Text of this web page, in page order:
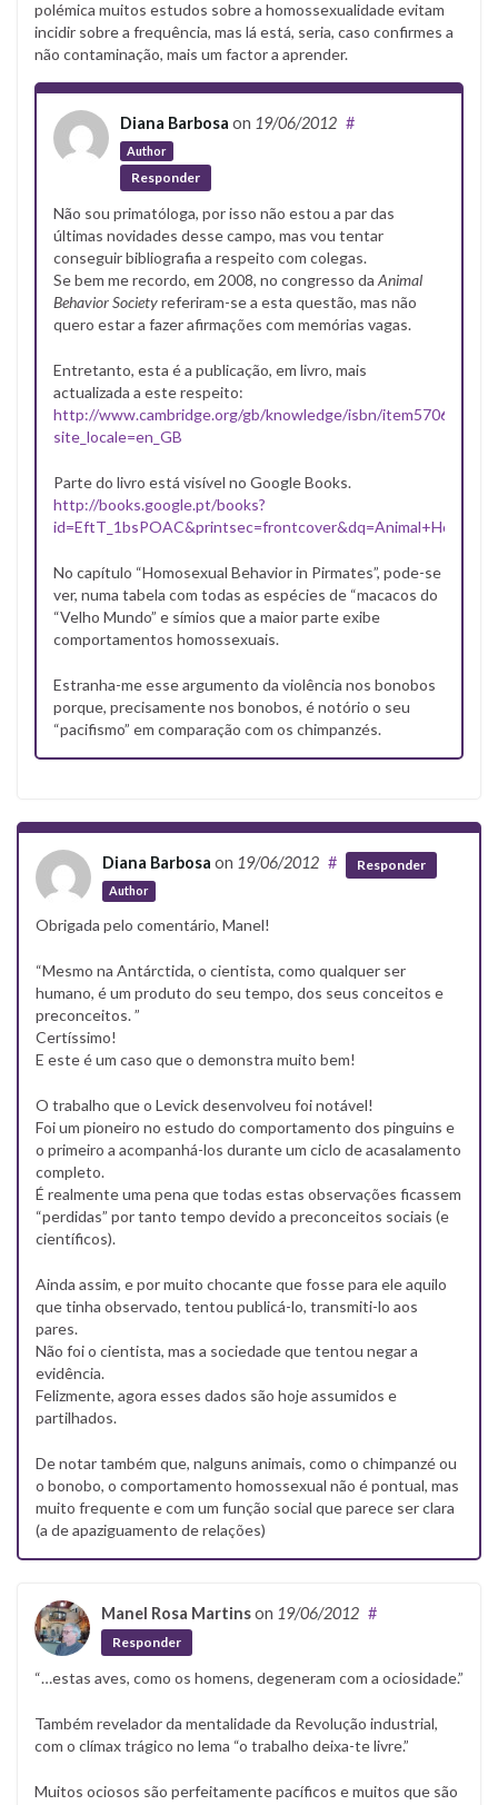
polémica muitos estudos sobre a homossexualidade evitam
incidir sobre a frequência, mas lá está, seria, caso confirmes a
não contaminação, mais um factor a aprender.
Diana Barbosa on 19/06/2012
Author
#
Responder
Não sou primatóloga, por isso não estou a par das
últimas novidades desse campo, mas vou tentar
conseguir bibliografia a respeito com colegas.
Se bem me recordo, em 2008, no congresso daAnimal
Behavior Societyreferiram-se a esta questão, mas não
quero estar a fazer afirmações com memórias vagas.
Entretanto, esta é a publicação, em livro, mais
actualizada a este respeito:
http://www.cambridge.org/gb/knowledge/isbn/item5706975/?
site_locale=en_GB
Parte do livro está visível no Google Books.
http://books.google.pt/books?
No capítulo “Homosexual Behavior in Pirmates”, pode-se
ver, numa tabela com todas as espécies de “macacos do
“Velho Mundo” e símios que a maior parte exibe
comportamentos homossexuais.
Estranha-me esse argumento da violência nos bonobos
porque, precisamente nos bonobos, é notório o seu
“pacifismo” em comparação com os chimpanzés.
Diana Barbosa on 19/06/2012
Author
# Responder
Obrigada pelo comentário, Manel!
“Mesmo na Antárctida, o cientista, como qualquer ser
humano, é um produto do seu tempo, dos seus conceitos e
preconceitos. ”
Certíssimo!
E este é um caso que o demonstra muito bem!
O trabalho que o Levick desenvolveu foi notável!
Foi um pioneiro no estudo do comportamento dos pinguins e
o primeiro a acompanhá-los durante um ciclo de acasalamento
completo.
É realmente uma pena que todas estas observações ficassem
“perdidas” por tanto tempo devido a preconceitos sociais (e
científicos).
Ainda assim, e por muito chocante que fosse para ele aquilo
que tinha observado, tentou publicá-lo, transmiti-lo aos
pares.
Não foi o cientista, mas a sociedade que tentou negar a
evidência.
Felizmente, agora esses dados são hoje assumidos e
partilhados.
De notar também que, nalguns animais, como o chimpanzé ou
o bonobo, o comportamento homossexual não é pontual, mas
muito frequente e com um função social que parece ser clara
(a de apaziguamento de relações)
Manel Rosa Martinson 19/06/2012 #
Responder
“…estas aves, como os homens, degeneram com a ociosidade.”
Também revelador da mentalidade da Revolução industrial,
com o clímax trágico no lema “o trabalho deixa-te livre.”
Muitos ociosos são perfeitamente pacíficos e muitos que são